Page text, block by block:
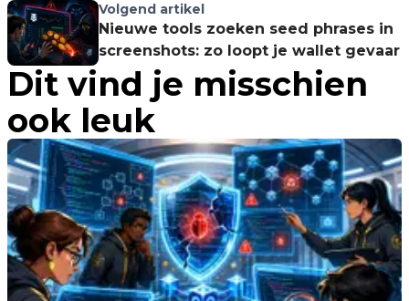
Volgend artikel
Nieuwe tools zoeken seed phrases in
screenshots: zo loopt je wallet gevaar
Dit vind je misschien
ook leuk